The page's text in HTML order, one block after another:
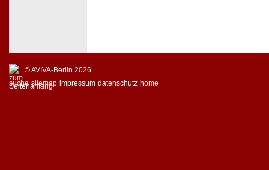
© AVIVA-Berlin 2026
suche sitemap impressum datenschutz home